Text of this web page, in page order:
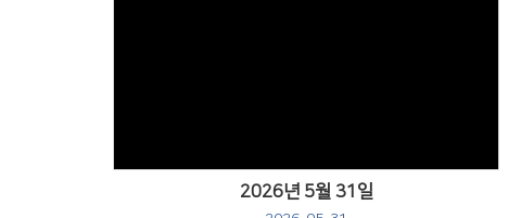
2026년 5월 31일